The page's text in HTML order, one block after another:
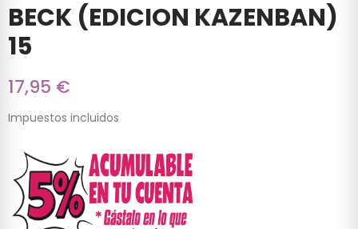
BECK (EDICION KAZENBAN)
15
17,95 €
Impuestos incluidos